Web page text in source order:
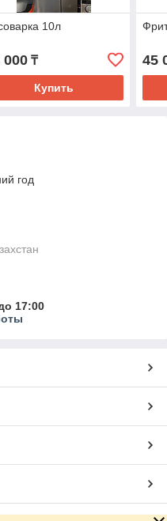
10л
000₸
Купить
45
год
17:00